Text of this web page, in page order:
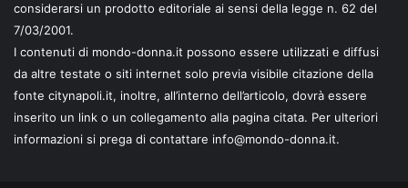
considerarsi un prodotto editoriale ai sensi della legge n. 62 del
7/03/2001.
I contenuti di mondo-donna.it possono essere utilizzati e diffusi
da altre testate o siti internet solo previa visibile citazione della
fonte citynapoli.it, inoltre, all’interno dell’articolo, dovrà essere
inserito un link o un collegamento alla pagina citata. Per ulteriori
informazioni si prega di contattare info@mondo-donna.it.